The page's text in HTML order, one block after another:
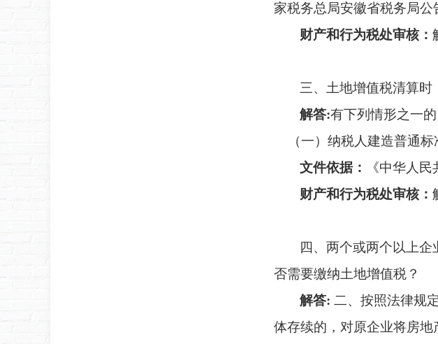
家税务总局安徽省税务局公
财产和行为税处审核：
三、土地增值税清算时
解答:有下列情形之一
（一）纳税人建造普通标
文件依据：
《中华人
财产和行为税处审核：
四 、两个或两个以上
否需要缴纳土地增值税？
解答: 二、按照法律规
体存续的，对原企业将房地